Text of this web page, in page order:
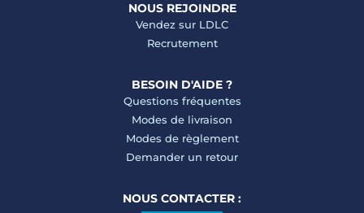
NOUS REJOINDRE
Vendez sur LDLC
Recrutement
BESOIN D'AIDE ?
Questions fréquentes
Modes de livraison
Modes de règlement
Demander un retour
NOUS CONTACTER :